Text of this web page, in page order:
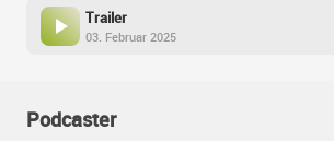
Trailer
03. Februar 2025
Podcaster